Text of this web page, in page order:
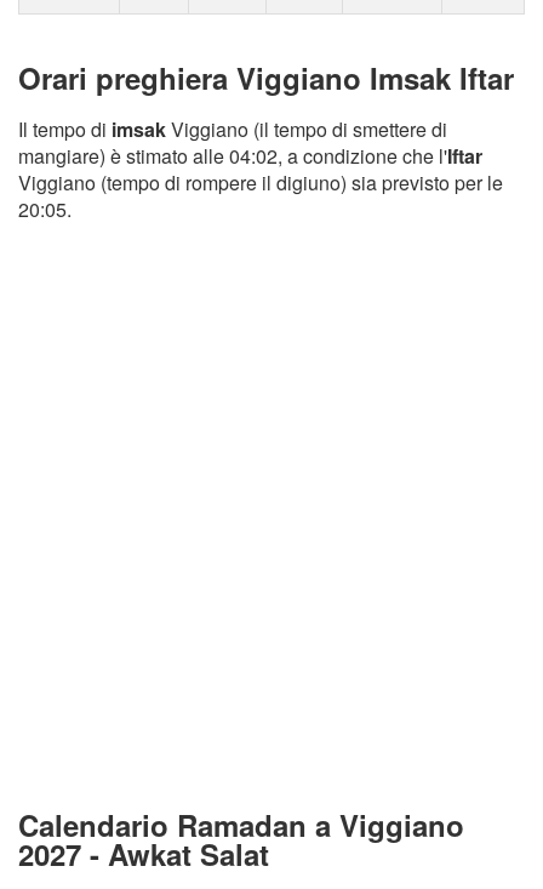
Orari preghiera Viggiano Imsak Iftar
Il tempo di imsakViggiano (il tempo di smettere di
mangiare) è stimato alle 04:02, a condizione che l'Iftar
Viggiano (tempo di rompere il digiuno) sia previsto per le
20:05.
Calendario Ramadan a Viggiano
2027 - Awkat Salat